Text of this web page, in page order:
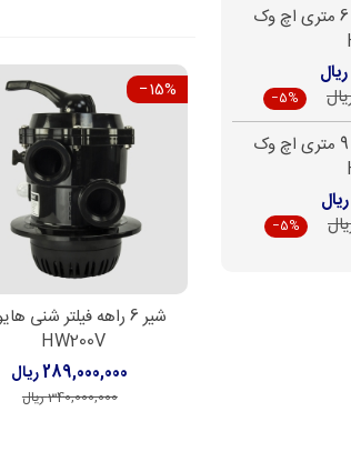
شیلنگ استخر 6 متری اچ وک
‎−5%
شیلنگ استخر 9 متری اچ وک
‎−5%
‎−15%
افزودن به سبد خرید
شیر 6 راهه فیلتر شنی
HW200V
289,000,000 ریال
340,000,000 ریال